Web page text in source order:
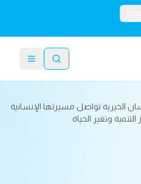
الخيرية تواصل مسيرتها الإنسانية
وتغير الحياة